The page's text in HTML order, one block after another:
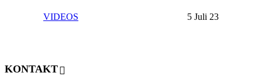
VIDEOS 5 Juli 23
KONTAKT